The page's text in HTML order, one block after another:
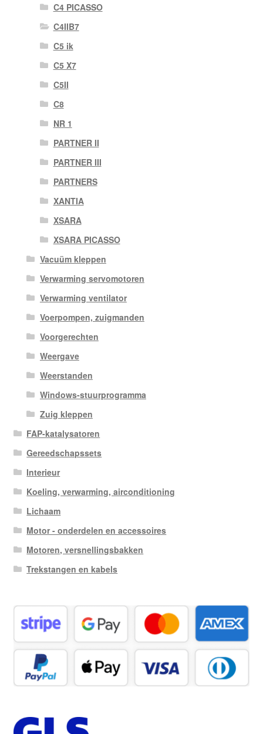
C4 PICASSO
C4IIB7
C5 ik
C5 X7
C5II
C8
NR 1
PARTNER II
PARTNER III
PARTNERS
XANTIA
XSARA
XSARA PICASSO
Vacuüm kleppen
Verwarming servomotoren
Verwarming ventilator
Voerpompen, zuigmanden
Voorgerechten
Weergave
Weerstanden
Windows-stuurprogramma
Zuig kleppen
FAP-katalysatoren
Gereedschapssets
Interieur
Koeling, verwarming, airconditioning
Lichaam
Motor - onderdelen en accessoires
Motoren, versnellingsbakken
Trekstangen en kabels